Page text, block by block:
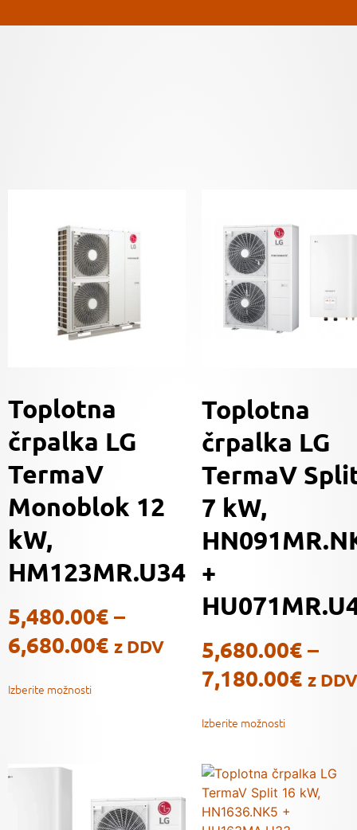
Toplotna
črpalka LG
TermaV
Monoblok 12
kW,
HM123MR.U34
5,480.00€ –
6,680.00€ z DDV
Izberite možnosti
Toplotna
črpalka LG
TermaV
7 kW,
+
5,680.00€ –
7,180.00€ z DDV
Izberite možnosti